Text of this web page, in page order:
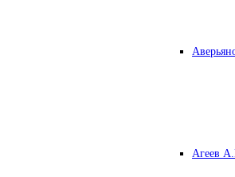
Агеев